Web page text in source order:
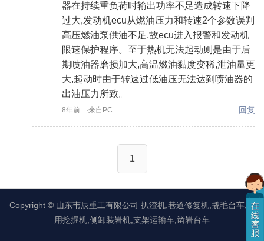
器在持续重负荷时输出功率不足造成转速下降
过大,发动机ecu从燃油压力和转速2个参数误判
高压燃油泵供油不足,故ecu进入报警和发动机
限速保护程序。至于热机无法起动则是由于后
期喷油器磨损加大,高温燃油黏度变稀,泄油量更
大,起动时由于转速过低油压无法达到喷油器的
出油压力所致。
8年前 ·来自PC 回复
1
Copyright © 山东韦辰重工有限公司 扒渣机,巷道修复机,撬毛台车,矿
用挖掘机,侧卸装岩机,支架运输车,凿岩台车